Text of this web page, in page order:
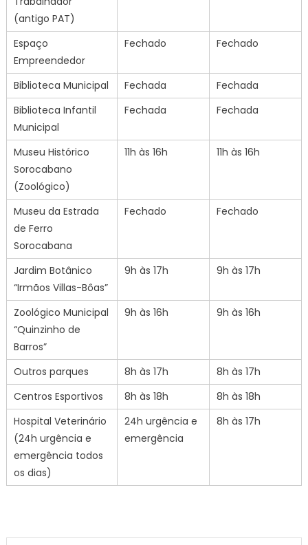
(antigo PAT)
Espaço
Empreendedor
Fechado Fechado
Biblioteca Municipal Fechada
Fechada
Biblioteca Infantil
Municipal
Fechada Fechada
Museu Histórico
Sorocabano
(Zoológico)
11h às 16h 11h às 16h
Museu da Estrada
de Ferro
Sorocabana
Fechado Fechado
Jardim Botânico
“Irmãos Villas-Bôas”
9h às 17h 9h às 17h
Zoológico Municipal
“Quinzinho de
Barros”
9h às 16h 9h às 16h
Outros parques 8h às 17h
8h às 17h
Centros Esportivos
8h às 18h
8h às 18h
Hospital Veterinário
(24h urgência e
emergência todos
os dias)
24h urgência e
emergência
8h às 17h